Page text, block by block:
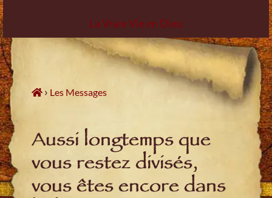
La Vraie Vie en Dieu
Skip
to
content
› Les Messages
Aussi longtemps que
vous restez divisés,
vous êtes encore dans